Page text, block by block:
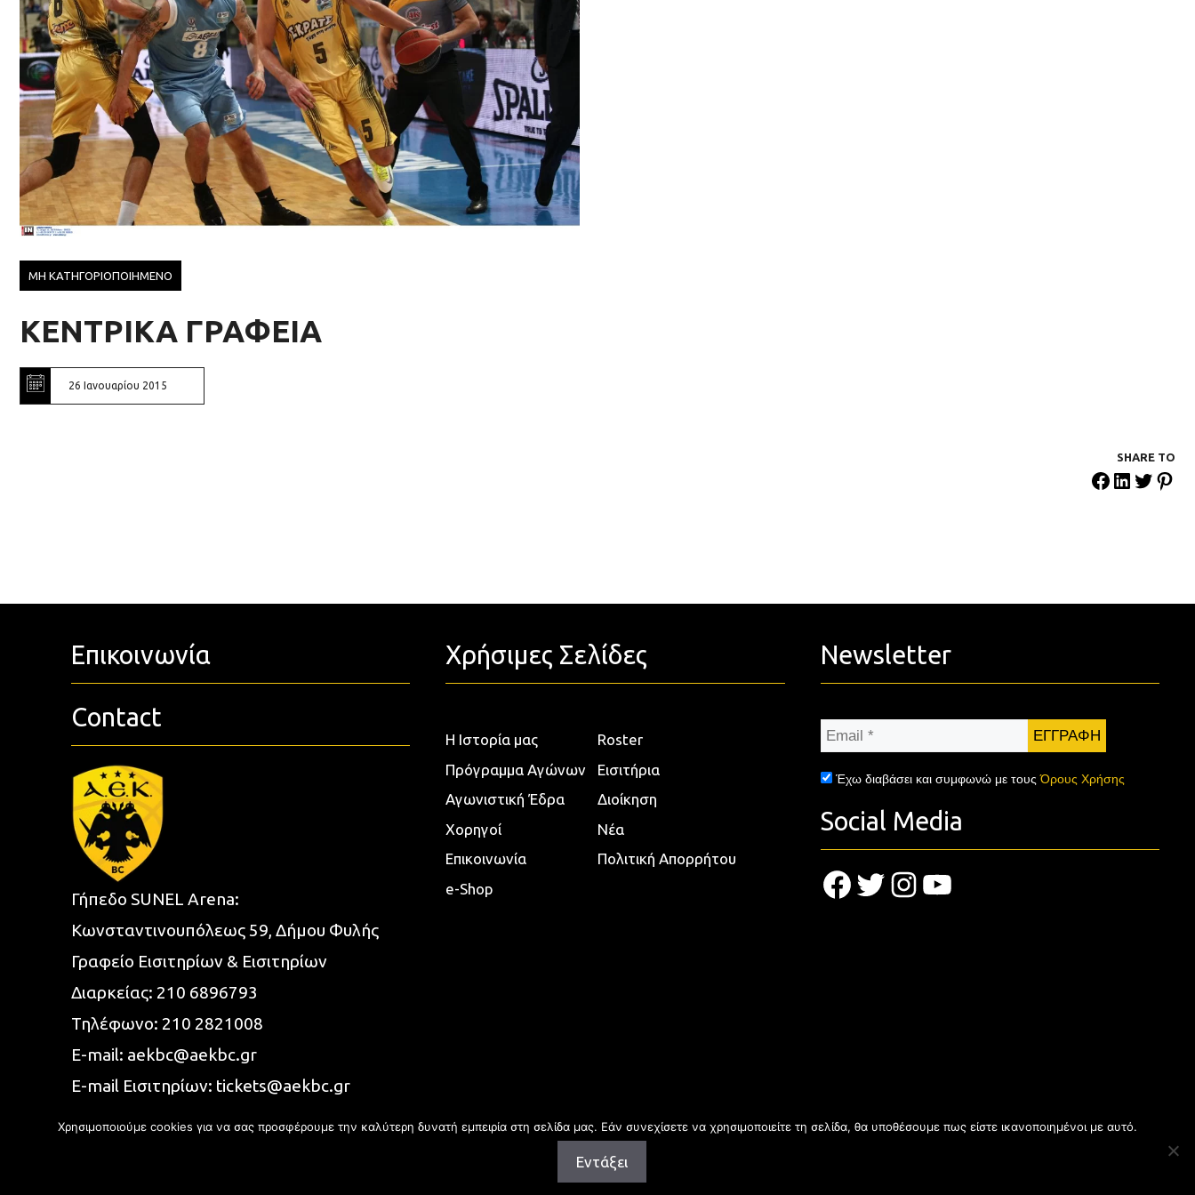
ΜΗ ΚΑΤΗΓΟΡΙΟΠΟΙΗΜΕΝΟ
ΚΕΝΤΡΙΚΑ ΓΡΑΦΕΙΑ
26 Ιανουαρίου 2015
SHARE ΤΟ
Επικοινωνία
Contact
Γήπεδο SUNEL Arena:
Κωνσταντινουπόλεως 59, Δήμου Φυλής
Γραφείο Εισιτηρίων & Εισιτηρίων
Διαρκείας: 210 6896793
Τηλέφωνο: 210 2821008
E-mail: aekbc@aekbc.gr
E-mail Εισιτηρίων: tickets@aekbc.gr
Χρήσιμες Σελίδες
Η Ιστορία μας
Roster
Πρόγραμμα Αγώνων
Εισιτήρια
Αγωνιστική Έδρα
Διοίκηση
Χορηγοί
Νέα
Επικοινωνία
Πολιτική Απορρήτου
e-Shop
Newsletter
Email
Έχω διαβάσει και συμφωνώ με τουςΌρους Χρήσης
Social Media
Facebook
TwitterInstagram
YouTube
Copyright © 2026 | All rights reserved
Χρησιμοποιούμε cookies για να σας προσφέρουμε την καλύτερη δυνατή εμπειρία στη σελίδα μας. Εάν συνεχίσετε να χρησιμοποιείτε τη σελίδα, θα υποθέσουμε πως είστε ικανοποιημένοι με αυτό.
Εντάξει